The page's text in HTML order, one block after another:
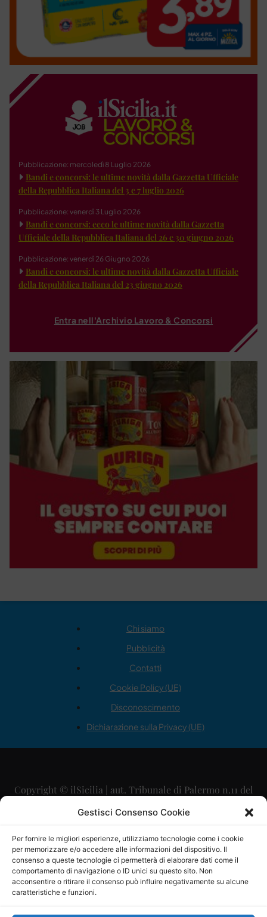
Gestisci Consenso Cookie
Per fornire le migliori esperienze, utilizziamo tecnologie come i cookie
per memorizzare e/o accedere alle informazioni del dispositivo. Il
consenso a queste tecnologie ci permetterà di elaborare dati come il
comportamento di navigazione o ID unici su questo sito. Non
acconsentire o ritirare il consenso può influire negativamente su alcune
caratteristiche e funzioni.
Pubblicazione: mercoledì 8 Luglio 2026
Bandi e concorsi: le ultime novità dalla Gazzetta Ufficiale
della Repubblica Italiana del 3 e 7 luglio 2026
Pubblicazione: venerdì 3 Luglio 2026
Bandi e concorsi: ecco le ultime novità dalla Gazzetta
Ufficiale della Repubblica Italiana del 26 e 30 giugno 2026
Pubblicazione: venerdì 26 Giugno 2026
Bandi e concorsi: le ultime novità dalla Gazzetta Ufficiale
della Repubblica Italiana del 23 giugno 2026
Entra nell'Archivio Lavoro & Concorsi
Chi siamo
Pubblicità
Contatti
Cookie Policy (UE)
Disconoscimento
Dichiarazione sulla Privacy (UE)
Copyright © ilSicilia | aut. Tribunale di Palermo n.11 del
29/09/2015
Direttore Editoriale: Maurizio Scaglione
Direttore Responsabile: Maria Calabrese